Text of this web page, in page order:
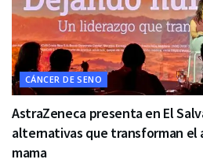
CÁNCER DE SENO
AstraZeneca presenta en El
alternativas que transforman el
mama